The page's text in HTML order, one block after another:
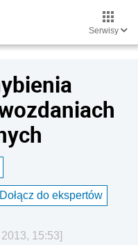
Serwisy
Dołącz do ekspertów
15:53]